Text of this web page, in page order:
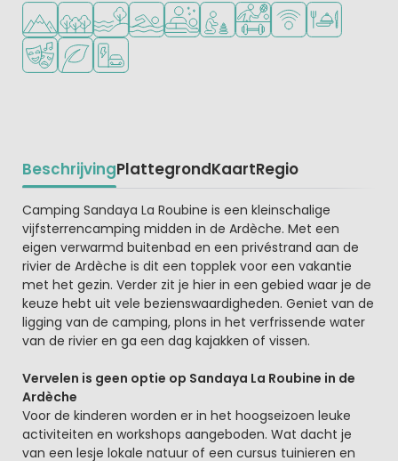
Ligt in de heuvels/bergen
Ligt in een bosrijke omgeving
Ligt bij het water
Openlucht zwembad
Wellnessfaciliteiten
Aanbevolen voor jonge kinderen
Veel mogelijkheden om
WiFi beschikbaar
Restaurant of
Animatieprogramma
Groene ligging
Laadpaal elektrische auto
BeschrijvingPlattegrondKaartRegio
Beschrijving
Camping Sandaya La Roubine is een kleinschalige
vijfsterrencamping midden in de Ardèche. Met een
eigen verwarmd buitenbad en een privéstrand aan de
rivier de Ardèche is dit een topplek voor een vakantie
met het gezin. Verder zit je hier in een gebied waar je de
keuze hebt uit vele bezienswaardigheden. Geniet van de
ligging van de camping, plons in het verfrissende water
van de rivier en ga een dag kajakken of vissen.
Vervelen is geen optie op Sandaya La Roubine in de
Ardèche
Voor de kinderen worden er in het hoogseizoen leuke
activiteiten en workshops aangeboden. Wat dacht je
van een lesje lokale natuur of een cursus tuinieren en